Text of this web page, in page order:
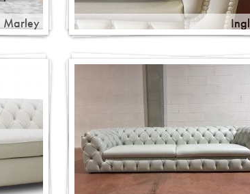
Marley